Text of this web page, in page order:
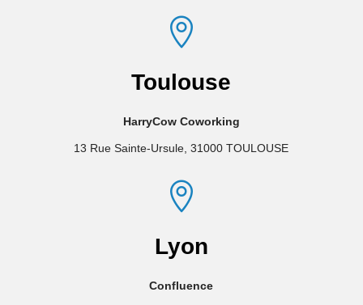

Toulouse
HarryCow Coworking
13 Rue Sainte-Ursule, 31000 TOULOUSE

Lyon
Confluence